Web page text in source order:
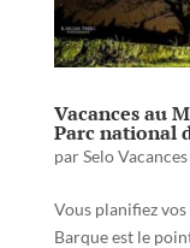
Vacances au
Parc national
parSelo Vacances
Vous planifiez vos
Barque est le